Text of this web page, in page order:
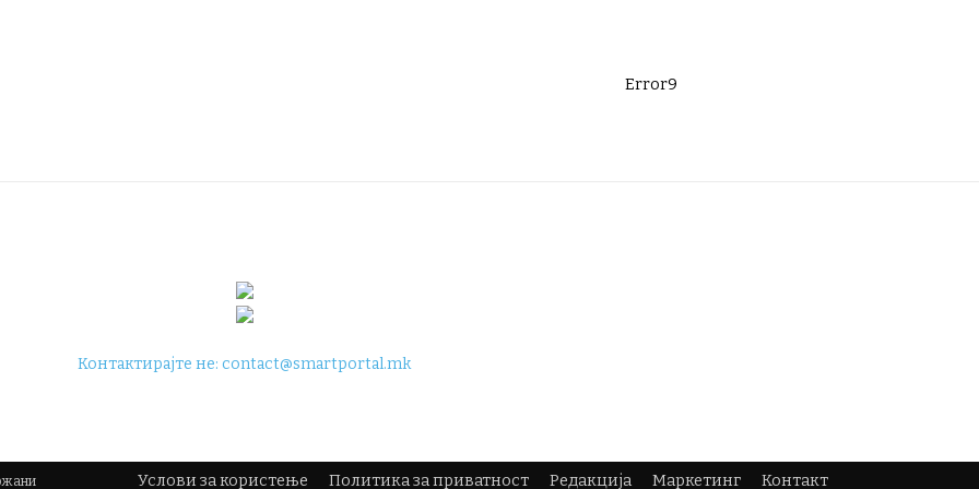
Error9
Контактирајте не:contact@smartportal.mk
Услови за користење Политика за приватност Редакција Маркетинг Контакт